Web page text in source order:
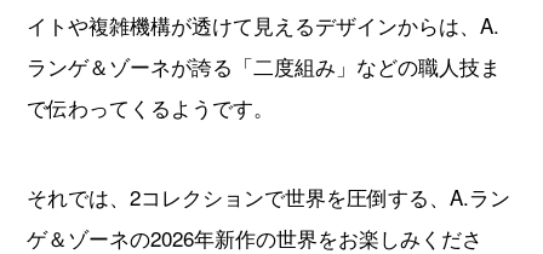
イトや複雑機構が透けて見えるデザインからは、A.
ランゲ＆ゾーネが誇る「二度組み」などの職人技ま
で伝わってくるようです。
それでは、2コレクションで世界を圧倒する、A.ラン
ゲ＆ゾーネの2026年新作の世界をお楽しみくださ